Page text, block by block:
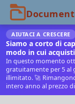
AIUTACI A CRESCERE
Siamo a corto di
modo in cui
In questo momento
gratuitamente per 5 al
illimitato. 🚀
intero anno al prezzo